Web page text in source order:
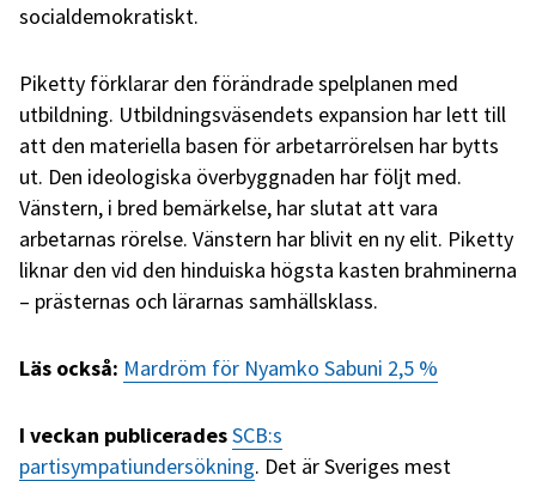
socialdemokratiskt.
Piketty förklarar den förändrade spelplanen med
utbildning. Utbildningsväsendets expansion har lett till
att den materiella basen för arbetarrörelsen har bytts
ut. Den ideologiska överbyggnaden har följt med.
Vänstern, i bred bemärkelse, har slutat att vara
arbetarnas rörelse. Vänstern har blivit en ny elit. Piketty
liknar den vid den hinduiska högsta kasten brahminerna
– prästernas och lärarnas samhällsklass.
Läs också: Mardröm för Nyamko Sabuni 2,5 %
I veckan publiceradesSCB:s
partisympatiundersökning. Det är Sveriges mest